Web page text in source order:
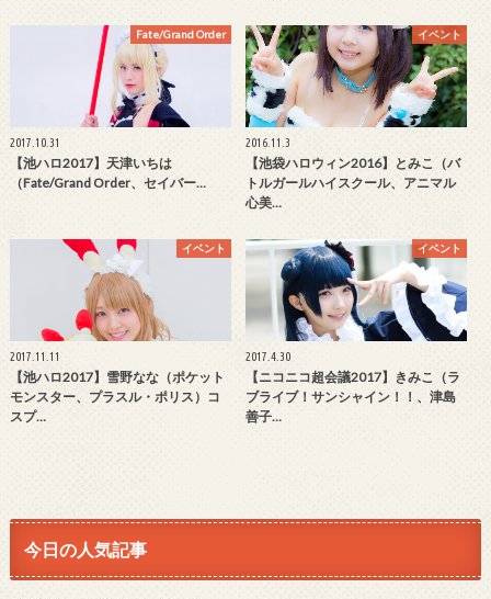
Fate/Grand Order
2017.10.31
【池ハロ2017】天津いちは
（Fate/Grand Order、セイバー…
イベント
2016.11.3
【池袋ハロウィン2016】とみこ（バ
トルガールハイスクール、アニマル
心美…
イベント
2017.11.11
【池ハロ2017】雪野なな（ポケット
モンスター、プラスル・ポリス）コ
スプ…
イベント
2017.4.30
【ニコニコ超会議2017】きみこ（ラ
ブライブ！サンシャイン！！、津島
善子…
今日の人気記事